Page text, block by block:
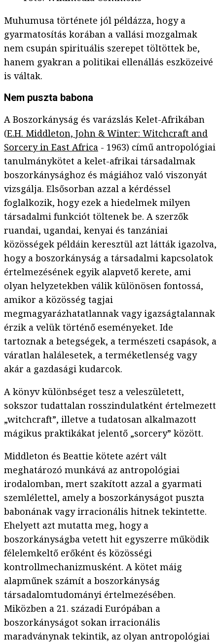
Muhumusa története jól példázza, hogy a
gyarmatosítás korában a vallási mozgalmak
nem csupán spirituális szerepet töltöttek be,
hanem gyakran a politikai ellenállás eszközeivé
is váltak.
Nem puszta babona
A Boszorkányság és varázslás Kelet-Afrikában
(E.H. Middleton, John & Winter: Witchcraft and
Sorcery in East Africa - 1963) című antropológiai
tanulmánykötet a kelet-afrikai társadalmak
boszorkánysághoz és mágiához való viszonyát
vizsgálja. Elsősorban azzal a kérdéssel
foglalkozik, hogy ezek a hiedelmek milyen
társadalmi funkciót töltenek be. A szerzők
ruandai, ugandai, kenyai és tanzániai
közösségek példáin keresztül azt látták igazolva,
hogy a boszorkányság a társadalmi kapcsolatok
értelmezésének egyik alapvető kerete, ami
olyan helyzetekben válik különösen fontossá,
amikor a közösség tagjai
megmagyarázhatatlannak vagy igazságtalannak
érzik a velük történő eseményeket. Ide
tartoznak a betegségek, a természeti csapások, a
váratlan halálesetek, a terméketlenség vagy
akár a gazdasági kudarcok.
A könyv különbséget tesz a veleszületett,
sokszor tudattalan rosszindulatként értelmezett
„witchcraft”, illetve a tudatosan alkalmazott
mágikus praktikákat jelentő „sorcery” között.
Middleton és Beattie kötete azért vált
meghatározó munkává az antropológiai
irodalomban, mert szakított azzal a gyarmati
szemlélettel, amely a boszorkányságot puszta
babonának vagy irracionális hitnek tekintette.
Ehelyett azt mutatta meg, hogy a
boszorkányságba vetett hit egyszerre működik
félelemkeltő erőként és közösségi
kontrollmechanizmusként. A kötet máig
alapműnek számít a boszorkányság
társadalomtudományi értelmezésében.
Miközben a 21. századi Európában a
boszorkányságot sokan irracionális
maradványnak tekintik, az olyan antropológiai